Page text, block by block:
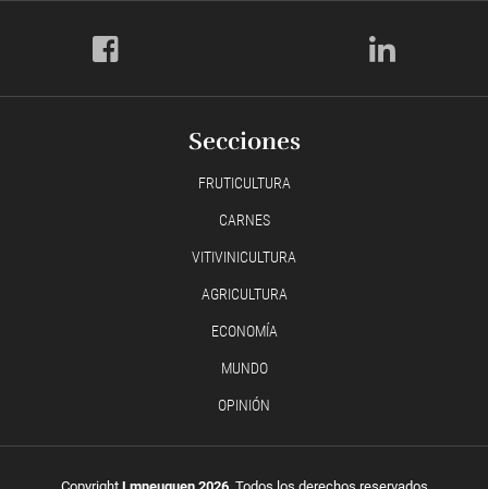
Secciones
FRUTICULTURA
CARNES
VITIVINICULTURA
AGRICULTURA
ECONOMÍA
MUNDO
OPINIÓN